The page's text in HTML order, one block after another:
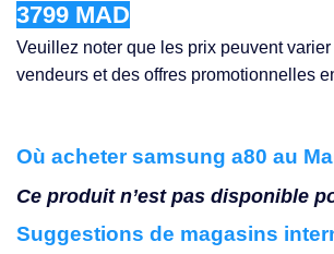
3799 MAD
Veuillez noter que les prix peuvent
vendeurs et des offres promotionnelles
Où acheter samsung a80 au
Ce produit n’est pas disponible
Suggestions de magasins